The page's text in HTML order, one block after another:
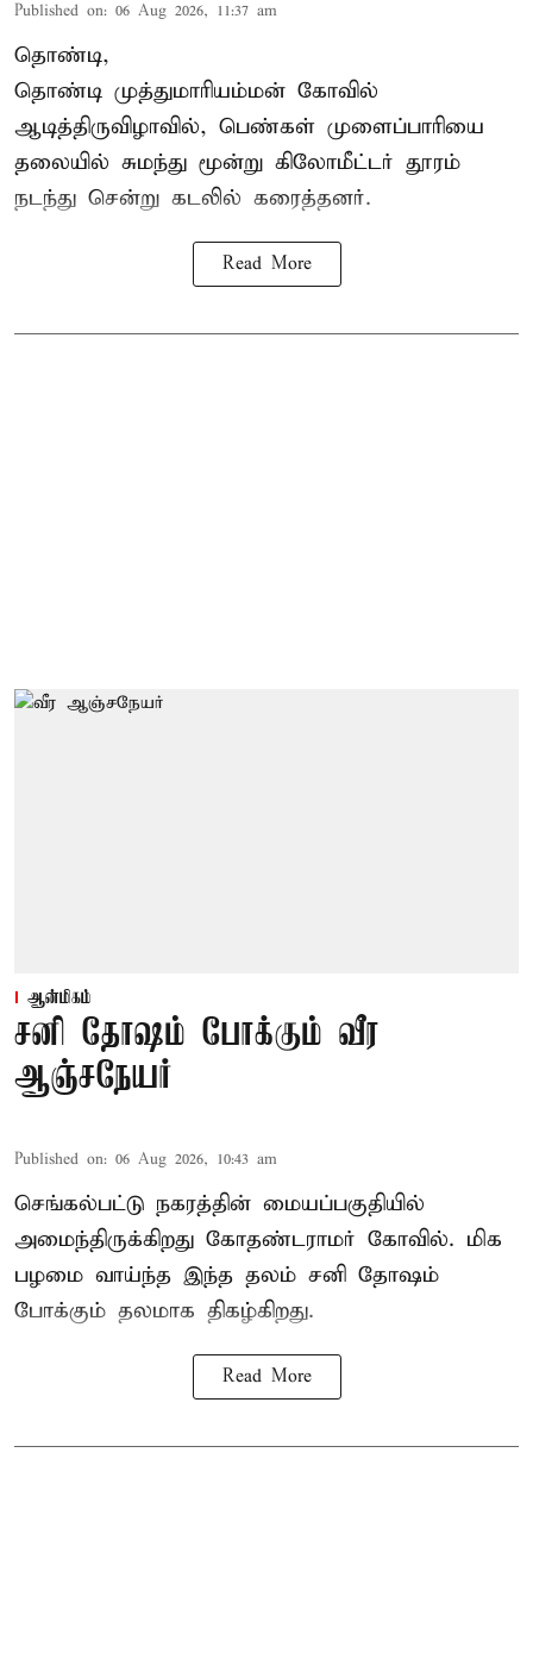
Published on: 06 Aug 2026, 11:37 am
தொண்டி,
தொண்டி முத்துமாரியம்மன் கோவில்
ஆடித்திருவிழாவில், பெண்கள் முளைப்பாரியை
தலையில் சுமந்து மூன்று கிலோமீட்டர் தூரம்
நடந்து சென்று கடலில் கரைத்தனர்.
Read More
ஆன்மிகம்
சனி தோஷம் போக்கும் வீர
ஆஞ்சநேயர்
Published on: 06 Aug 2026, 10:43 am
செங்கல்பட்டு நகரத்தின் மையப்பகுதியில்
அமைந்திருக்கிறது கோதண்டராமர் கோவில். மிக
பழமை வாய்ந்த இந்த தலம் சனி தோஷம்
போக்கும் தலமாக திகழ்கிறது.
Read More